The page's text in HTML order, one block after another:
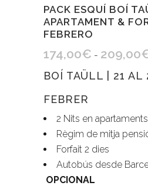
PACK ESQUÍ BOÍ
APARTAMENT &
FEBRERO
174,00€ - 209,00
BOÍ TAÜLL | 21 AL
FEBRER
2 Nits en
Règim de mitja
Forfait 2 dies
Autobús desde
OPCIONAL